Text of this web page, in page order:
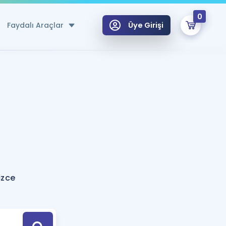
Faydalı Araçlar
Hesaplama Aracı
için Öneriler
Tek Takvimde
Üye Girişi
0